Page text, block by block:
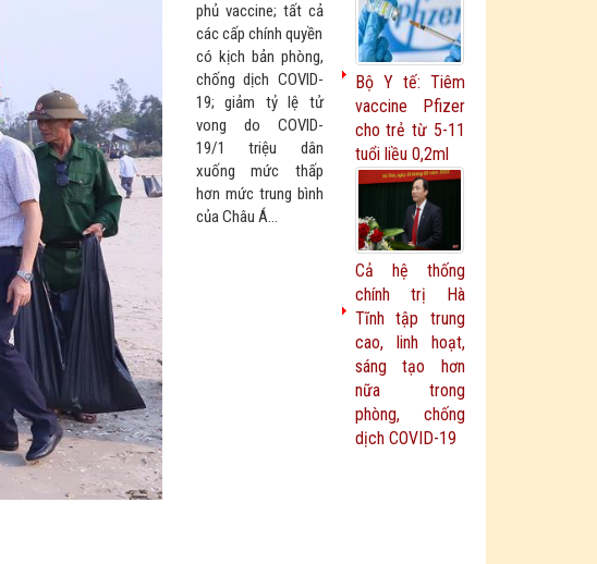
phủ vaccine; tất cả
các cấp chính quyền
có kịch bản phòng,
chống dịch COVID-
19; giảm tỷ lệ tử
vong do COVID-
19/1 triệu dân
xuống mức thấp
hơn mức trung bình
của Châu Á...
Bộ Y tế: Tiêm
vaccine Pfizer
cho trẻ từ 5-11
tuổi liều 0,2ml
Cả hệ thống
chính trị Hà
Tĩnh tập trung
cao, linh hoạt,
sáng tạo hơn
nữa trong
phòng, chống
dịch COVID-19